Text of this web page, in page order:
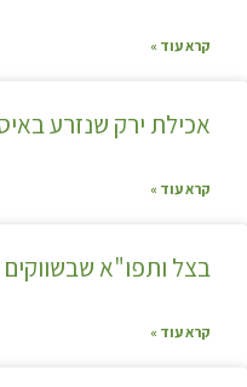
קרא עוד »
אכילת ירק שנזרע
קרא עוד »
בצל ותפו"א
קרא עוד »